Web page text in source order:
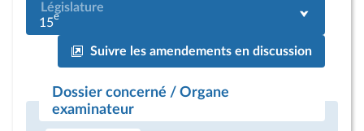
Législature
15e
Suivre les amendements en discussion
Dossier concerné / Organe
examinateur